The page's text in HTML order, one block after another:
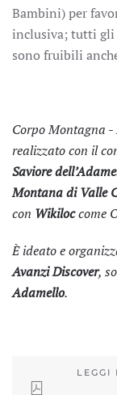
Bambini) per
inclusiva; tutti gli
sono fruibili
Corpo Montagna -
realizzato con il
Saviore
Montana di Valle
con Wikiloccome
È ideato e
Avanzi Discover,
Adamello.
LEGGI